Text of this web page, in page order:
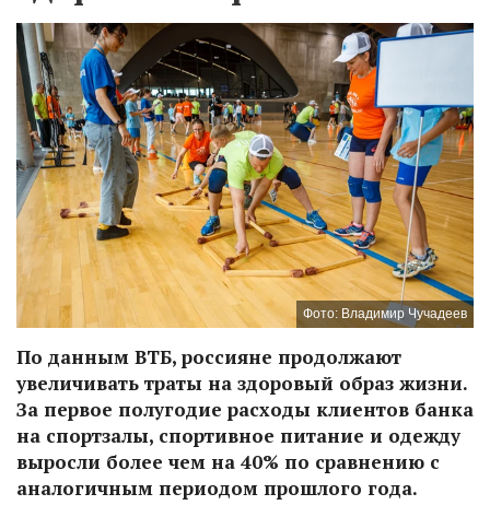
Фото: Владимир Чучадеев
По данным ВТБ, россияне продолжают
увеличивать траты на здоровый образ жизни.
За первое полугодие расходы клиентов банка
на спортзалы, спортивное питание и одежду
выросли более чем на 40% по сравнению с
аналогичным периодом прошлого года.